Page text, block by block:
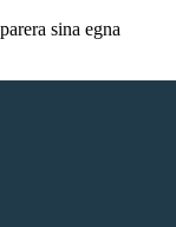
sina egna